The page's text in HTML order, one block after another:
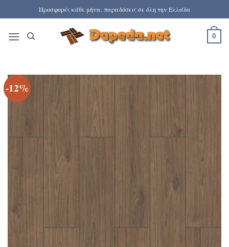
στο
περιεχόμενο
Προσφορές κάθε μήνα. παραδόσεις σε όλη την Ελλάδα
0
-12%